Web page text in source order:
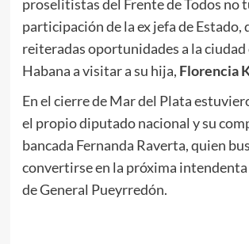
proselitistas del Frente de Todos no
participación de la ex jefa de Estado,
reiteradas oportunidades a la ciudad
Habana a visitar a su hija, Florencia
En el cierre de Mar del Plata
el propio diputado nacional y su
bancada Fernanda Raverta, quien
convertirse en la próxima
de General Pueyrredón.